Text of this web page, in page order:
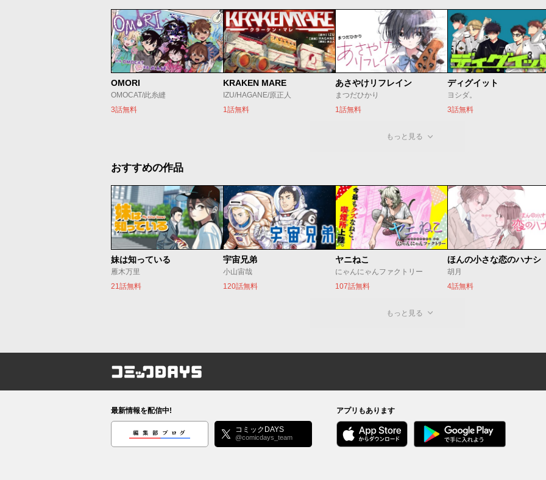
OMORI
OMOCAT/此糸縫
3話無料
KRAKEN MARE
IZU/HAGANE/原正人
1話無料
あさやけリフレイン
まつだひかり
1話無料
ディグイット
ヨシダ。
3話無料
もっと見る
おすすめの作品
妹は知っている
雁木万里
21話無料
宇宙兄弟
小山宙哉
120話無料
ヤニねこ
にゃんにゃんファクトリー
107話無料
ほんの小さな恋のハナシ
胡月
4話無料
もっと見る
コミックDAYS
最新情報を配信中!
編集部ブログ コミックDAYS
@comicdays_team
アプリもあります